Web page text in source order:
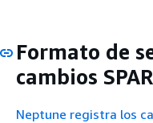
Formato de
cambios
Neptune registra los